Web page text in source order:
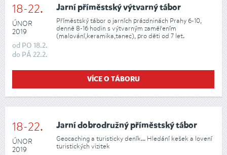
18-22.
ÚNOR
2019
od PO 18.2.
do PÁ 22.2.
Jarní příměstský výtvarný tábor
Příměstský tábor o jarních prázdninách Prahy 6-10,
denně 8-16 hodin s výtvarným zaměřením
(malování,keramika,tanec), pro děti od 7 let.
VÍCE O TÁBORU
18-22.
ÚNOR
2019
Jarní dobrodružný příměstský tábor
Geocaching a turisticky deník... Hledání kešek a lovení
turistických vizitek